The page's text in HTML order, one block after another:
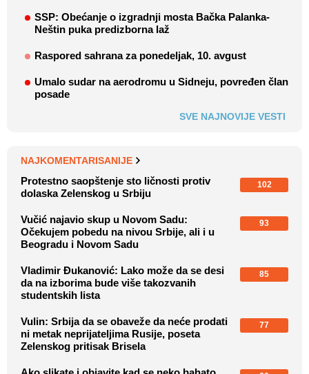
SSP: Obećanje o izgradnji mosta Bačka Palanka-
Neštin puka predizborna laž
Raspored sahrana za ponedeljak, 10. avgust
Umalo sudar na aerodromu u Sidneju, povređen član
posade
SVE NAJNOVIJE VESTI
NAJKOMENTARISANIJE
Protestno saopštenje sto ličnosti protiv
dolaska Zelenskog u Srbiju
102
Vučić najavio skup u Novom Sadu:
Očekujem pobedu na nivou Srbije, ali i u
Beogradu i Novom Sadu
93
Vladimir Đukanović: Lako može da se desi
da na izborima bude više takozvanih
studentskih lista
85
Vulin: Srbija da se obaveže da neće prodati
ni metak neprijateljima Rusije, poseta
Zelenskog pritisak Brisela
77